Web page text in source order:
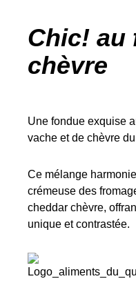
Chic! au
chèvre
Une fondue exquise
vache et de chèvre
Ce mélange
crémeuse des
cheddar chèvre,
unique et contrastée.